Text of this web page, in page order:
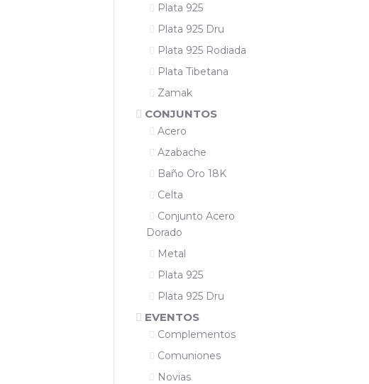
Plata 925
Plata 925 Dru
Plata 925 Rodiada
Plata Tibetana
Zamak
CONJUNTOS
Acero
Azabache
Baño Oro 18K
Celta
Conjunto Acero
Dorado
Metal
Plata 925
Plata 925 Dru
EVENTOS
Complementos
Comuniones
Novias